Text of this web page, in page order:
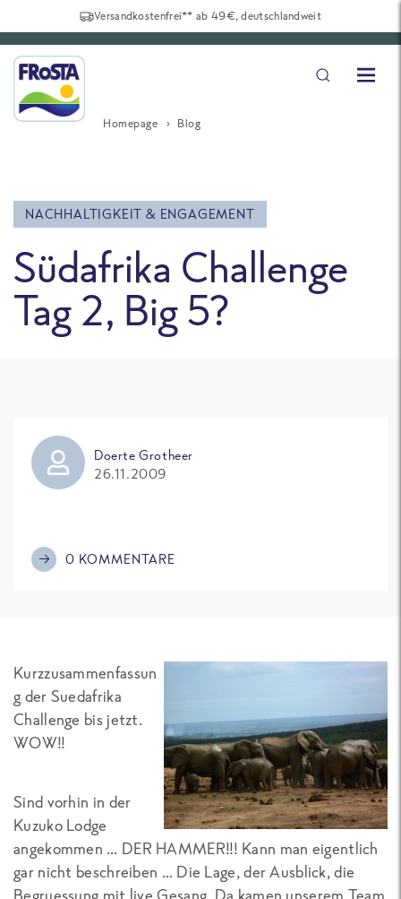
Versandkostenfrei** ab 49€, deutschlandweit
Homepage Blog
NACHHALTIGKEIT & ENGAGEMENT
Südafrika Challenge
Tag 2, Big 5?
Doerte Grotheer
26.11.2009
0 KOMMENTARE
Kurzzusammenfassun
g der Suedafrika
Challenge bis jetzt.
WOW!!
Sind vorhin in der
Kuzuko Lodge
angekommen … DER HAMMER!!! Kann man eigentlich
gar nicht beschreiben … Die Lage, der Ausblick, die
Begruessung mit live Gesang. Da kamen unserem Team